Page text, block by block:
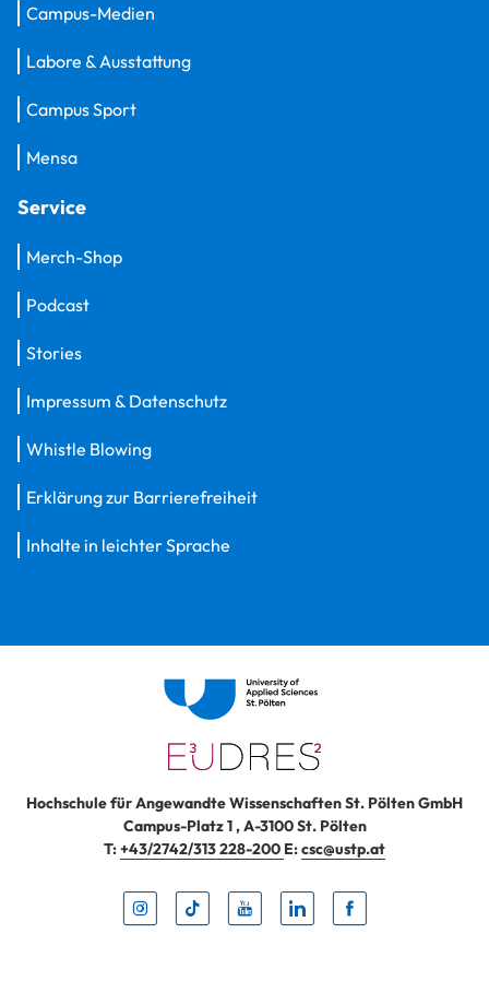
Campus-Medien
Labore & Ausstattung
Campus Sport
Mensa
Service
Merch-Shop
Podcast
Stories
Impressum & Datenschutz
Whistle Blowing
Erklärung zur Barrierefreiheit
Inhalte in leichter Sprache
Hochschule für Angewandte Wissenschaften St. Pölten GmbH
Campus-Platz 1,A-3100St. Pölten
T:+43/2742/313 228-200 E:csc@ustp.at